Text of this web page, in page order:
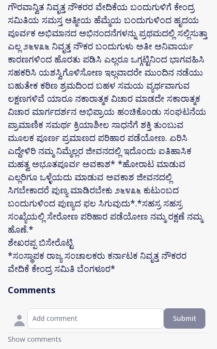
ಗೌರವಾನ್ವಿತ ನಿವೃತ್ತ ನೌಕರರ ವೇದಿಕೆಯ ಬಂದುಗುಳಿಗೆ ಕೇಂದ್ರ
ಸಮಿತಿಯ ಸಮಸ್ತ ಆತ್ಮೀಯ ಹೆಮ್ಮೆಯ ಬಂದುಗುಳಿಂದ ಹೃದಯ
ಪೂರ್ವಕ ಅಭಿಮಾನದ ಅಭಿನಂದನೆಗಳನ್ನು ಪ್ರಥಮದಲ್ಲಿ ಸಲ್ಲಿಸುತ್ತಾ
ಎಲ್ಲ ೨೬೪೩೬ ನಿವೃತ್ತ ನೌಕರ ಬಂದುಗುಳು ಅತೀ ಅನಿವಾರ್ಯ
ಕಾರಣಗಳಿಂದ ಹೊರತು ಪಡಿಸಿ ಎಲ್ಲರೂ ಒಗ್ಗಟ್ಟಿನಿಂದ ಭಾಗವಹಿಸಿ
ಸಹಕರಿಸಿ ಯಶಸ್ವಿಗೊಳಿಸೋಣ ಇಲ್ಲವಾದರೇ ಮುಂದಿನ ನಡೆಯು
ಬಹುತೇಕ ಕಠಿಣ ಶ್ರಮದಿಂದ ಬಹಳ ಸಮಯ ವ್ಯರ್ಥವಾಗುವ
ಲಕ್ಷಣಗಳಿವೆ ಯಾರೂ ನಕಾರಾತ್ಮಕ ವಿಚಾರ ಮಾಡದೇ ಸಕಾರಾತ್ಮಕ
ವಿಚಾರ ಮಾರ್ಗದರ್ಶನ ಅಭಿಪ್ರಾಯ ಹಂಚಿಕೊಂಡು ಸಂಘಟನೆಯ
ಪ್ರಾಮಾಣಿಕ ಸಮರ್ಥ ಕ್ರಿಯಾಶೀಲ ಸಾಧನೆಗೆ ಶಕ್ತಿ ತುಂಬುವ
ಮೂಲಕ ಪೂರ್ಣ ಪ್ರಮಾಣದ ಪರಿಹಾರ ಪಡೆಯೋಣ. ಏರಿಸಿ
ಎದ್ದೇಳಿರಿ ನಮ್ಮ ನಿಮ್ಮೆಲ್ಲರ ಜೀವನದಲ್ಲಿ ಇದೊಂದು ಐತಿಹಾಸಿಕ
ಮಹತ್ವ ಅಭೂತಪೂರ್ವ ಅವಕಾಶ* *ಹೋರಾಟ ಮಾಡುವ
ಎಲ್ಲರಿಗೂ ಒಳ್ಳೆಯದು ಮಾಡುವ ಅವಕಾಶ ಜೀವನದಲ್ಲಿ
ಸಿಗಬೇಕಾದರೆ ಪುಣ್ಯ ಮಾಡಿರಬೇಕು ೨೬೪೩೬ ಕುಟುಂಬದ
ಬಂದುಗುಳಿಂದ ಪುಣ್ಯದ ಫಲ ಸಿಗುವುದು*.*ಸಹಸ್ರ ಸಹಸ್ರ
ಸಂಖ್ಯೆಯಲ್ಲಿ ಸೇರೋಣ ಪರಿಹಾರ ಪಡೆಯೋಣ ನಮ್ಮ ರಕ್ಷಣೆ ನಮ್ಮ
ಹೊಣೆ.*
ಶೇಖರಪ್ಪ ಬಿಸೇರೊಟ್ಟಿ
*ಸಂಸ್ಥಾಪಕ ರಾಜ್ಯ ಸಂಚಾಲಕರು ಕರ್ನಾಟಕ ನಿವೃತ್ತ ನೌಕರರ
ವೇದಿಕೆ ಕೇಂದ್ರ ಸಮಿತಿ ಬೆಂಗಳೂರ*
Comments
Submit
Show comments